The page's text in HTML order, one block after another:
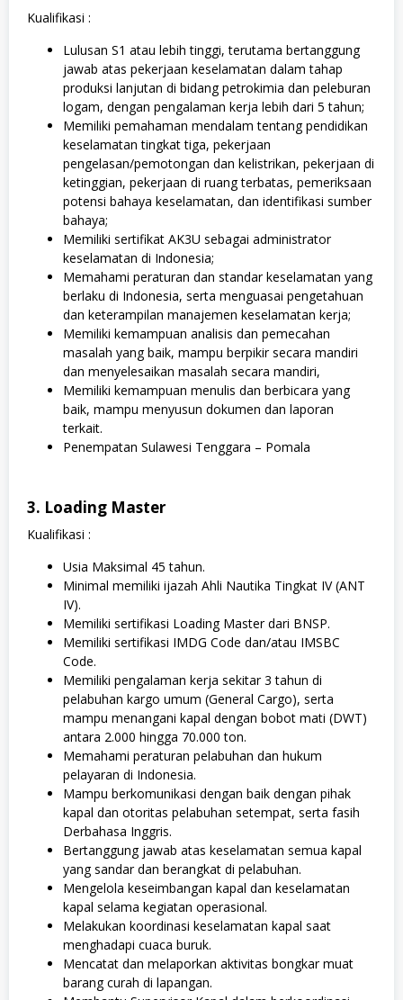
Kualifikasi :
Lulusan S1 atau lebih tinggi, terutama bertanggung
jawab atas pekerjaan keselamatan dalam tahap
produksi lanjutan di bidang petrokimia dan peleburan
logam, dengan pengalaman kerja lebih dari 5 tahun;
Memiliki pemahaman mendalam tentang pendidikan
keselamatan tingkat tiga, pekerjaan
pengelasan/pemotongan dan kelistrikan, pekerjaan di
ketinggian, pekerjaan di ruang terbatas, pemeriksaan
potensi bahaya keselamatan, dan identifikasi sumber
bahaya;
Memiliki sertifikat AK3U sebagai administrator
keselamatan di Indonesia;
Memahami peraturan dan standar keselamatan yang
berlaku di Indonesia, serta menguasai pengetahuan
dan keterampilan manajemen keselamatan kerja;
Memiliki kemampuan analisis dan pemecahan
masalah yang baik, mampu berpikir secara mandiri
dan menyelesaikan masalah secara mandiri,
Memiliki kemampuan menulis dan berbicara yang
baik, mampu menyusun dokumen dan laporan
terkait.
Penempatan Sulawesi Tenggara – Pomala
3. Loading Master
Kualifikasi :
Usia Maksimal 45 tahun.
Minimal memiliki ijazah Ahli Nautika Tingkat IV (ANT
IV).
Memiliki sertifikasi Loading Master dari BNSP.
Memiliki sertifikasi IMDG Code dan/atau IMSBC
Code.
Memiliki pengalaman kerja sekitar 3 tahun di
pelabuhan kargo umum (General Cargo), serta
mampu menangani kapal dengan bobot mati (DWT)
antara 2.000 hingga 70.000 ton.
Memahami peraturan pelabuhan dan hukum
pelayaran di Indonesia.
Mampu berkomunikasi dengan baik dengan pihak
kapal dan otoritas pelabuhan setempat, serta fasih
Derbahasa Inggris.
Bertanggung jawab atas keselamatan semua kapal
yang sandar dan berangkat di pelabuhan.
Mengelola keseimbangan kapal dan keselamatan
kapal selama kegiatan operasional.
Melakukan koordinasi keselamatan kapal saat
menghadapi cuaca buruk.
Mencatat dan melaporkan aktivitas bongkar muat
barang curah di lapangan.